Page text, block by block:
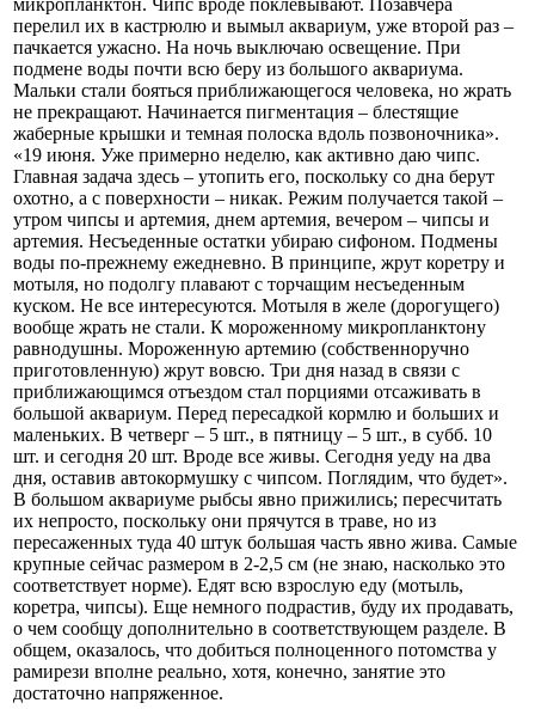
перелил их в кастрюлю и вымыл аквариум, уже второй раз –
пачкается ужасно. На ночь выключаю освещение. При
подмене воды почти всю беру из большого аквариума.
Мальки стали бояться приближающегося человека, но жрать
не прекращают. Начинается пигментация – блестящие
жаберные крышки и темная полоска вдоль позвоночника».
«19 июня. Уже примерно неделю, как активно даю чипс.
Главная задача здесь – утопить его, поскольку со дна берут
охотно, а с поверхности – никак. Режим получается такой –
утром чипсы и артемия, днем артемия, вечером – чипсы и
артемия. Несъеденные остатки убираю сифоном. Подмены
воды по-прежнему ежедневно. В принципе, жрут коретру и
мотыля, но подолгу плавают с торчащим несъеденным
куском. Не все интересуются. Мотыля в желе (дорогущего)
вообще жрать не стали. К мороженному микропланктону
равнодушны. Мороженную артемию (собственноручно
приготовленную) жрут вовсю. Три дня назад в связи с
приближающимся отъездом стал порциями отсаживать в
большой аквариум. Перед пересадкой кормлю и больших и
маленьких. В четверг – 5 шт., в пятницу – 5 шт., в субб. 10
шт. и сегодня 20 шт. Вроде все живы. Сегодня уеду на два
дня, оставив автокормушку с чипсом. Поглядим, что будет».
В большом аквариуме рыбсы явно прижились; пересчитать
их непросто, поскольку они прячутся в траве, но из
пересаженных туда 40 штук большая часть явно жива. Самые
крупные сейчас размером в 2-2,5 см (не знаю, насколько это
соответствует норме). Едят всю взрослую еду (мотыль,
коретра, чипсы). Еще немного подрастив, буду их продавать,
о чем сообщу дополнительно в соответствующем разделе. В
общем, оказалось, что добиться полноценного потомства у
рамирези вполне реально, хотя, конечно, занятие это
достаточно напряженное.